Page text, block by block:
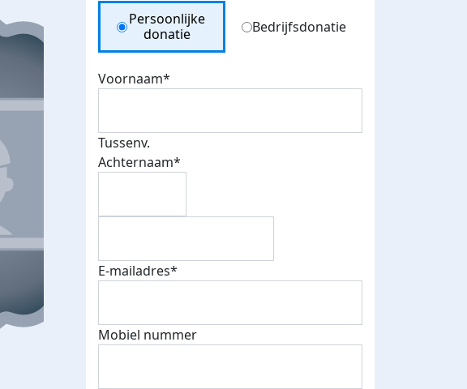
E-mails verstuurd
Bij 500 euro aan donaties ontvang
je je speciale KWF t-shirt!
Donation Type
Persoonlijke
donatie
Bedrijfsdonatie
Voornaam*
Tussenv.
Achternaam*
E-mailadres*
Mobiel nummer